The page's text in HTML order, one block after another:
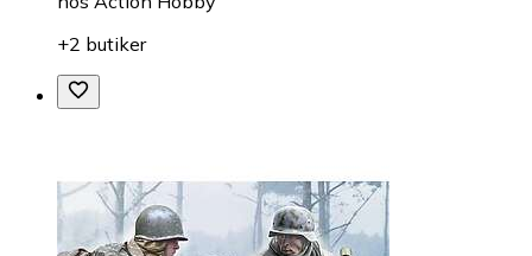
+2 butiker